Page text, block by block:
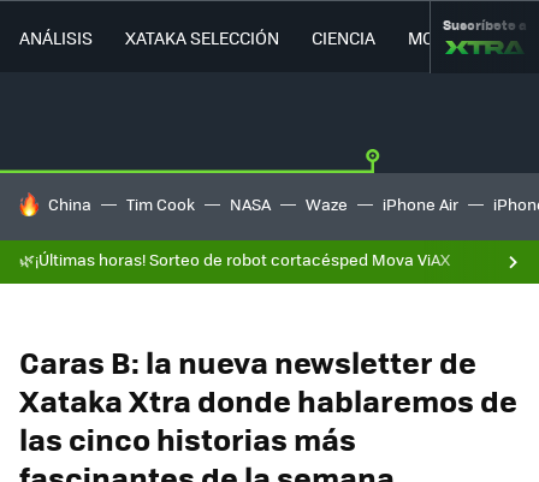
ANÁLISIS XATAKA SELECCIÓN CIENCIA MOVILIDAD
Suscríbete a
HOY SE HABLA DE
China Tim Cook NASA Waze iPhone Air
🌿¡Últimas horas! Sorteo de robot cortacésped Mova ViAX
Caras B: la nueva newsletter de
Xataka Xtra donde hablaremos de
las cinco historias más